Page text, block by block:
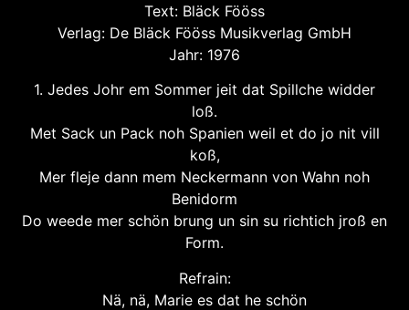
Text: Bläck Fööss
Verlag: De Bläck Fööss Musikverlag GmbH
Jahr: 1976
1. Jedes Johr em Sommer jeit dat Spillche widder
loß.
Met Sack un Pack noh Spanien weil et do jo nit vill
koß,
Mer fleje dann mem Neckermann von Wahn noh
Benidorm
Do weede mer schön brung un sin su richtich jroß en
Form.
Refrain:
Nä, nä, Marie es dat he schön